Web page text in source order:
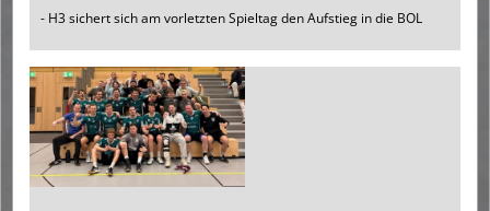
- H3 sichert sich am vorletzten Spieltag den Aufstieg in die BOL